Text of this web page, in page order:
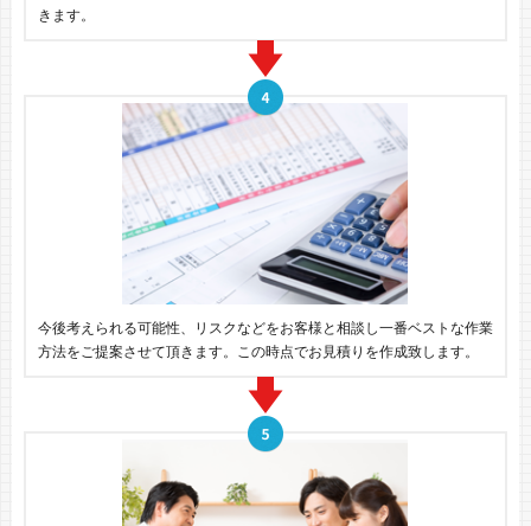
きます。
今後考えられる可能性、リスクなどをお客様と相談し一番ベストな作業
方法をご提案させて頂きます。この時点でお見積りを作成致します。